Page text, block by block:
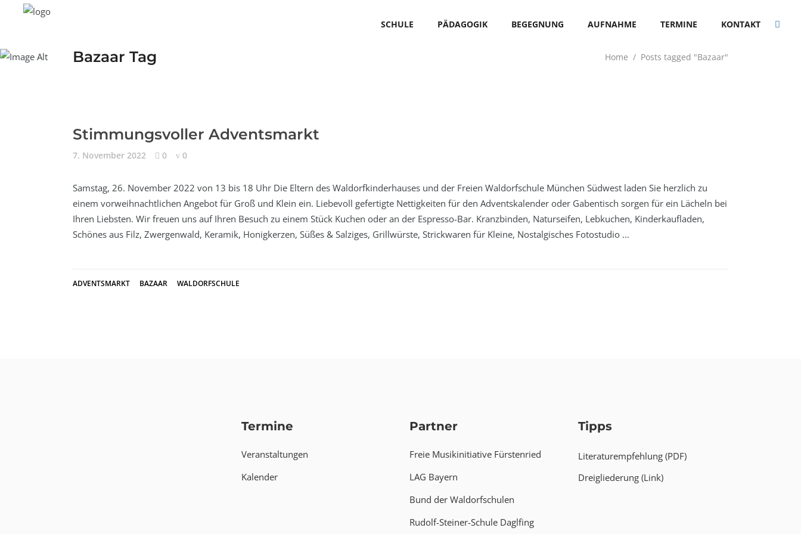
SCHULE PÄDAGOGIK BEGEGNUNG AUFNAHME TERMINE KONTAKT
Bazaar Tag Home / Posts tagged "Bazaar"
Stimmungsvoller Adventsmarkt
7. November 2022 0 0
Samstag, 26. November 2022 von 13 bis 18 Uhr Die Eltern des Waldorfkinderhauses und der Freien Waldorfschule München Südwest laden Sie herzlich zu
einem vorweihnachtlichen Angebot für Groß und Klein ein. Liebevoll gefertigte Nettigkeiten für den Adventskalender oder Gabentisch sorgen für ein Lächeln bei
Ihren Liebsten. Wir freuen uns auf Ihren Besuch zu einem Stück Kuchen oder an der Espresso-Bar. Kranzbinden, Naturseifen, Lebkuchen, Kinderkaufladen,
Schönes aus Filz, Zwergenwald, Keramik, Honigkerzen, Süßes & Salziges, Grillwürste, Strickwaren für Kleine, Nostalgisches Fotostudio
ADVENTSMARKT BAZAAR WALDORFSCHULE
Termine
Veranstaltungen
Kalender
Partner
Freie Musikinitiative Fürstenried
LAG Bayern
Bund der Waldorfschulen
Rudolf-Steiner-Schule Daglfing
Tipps
Literaturempfehlung (PDF)
Dreigliederung (Link)